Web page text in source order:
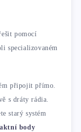
pomocí
specializovaném
připojit přímo.
s dráty rádia.
starý systém
body